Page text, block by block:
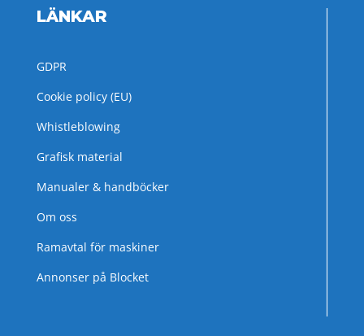
LÄNKAR
GDPR
Cookie policy (EU)
Whistleblowing
Grafisk material
Manualer & handböcker
Om oss
Ramavtal för maskiner
Annonser på Blocket